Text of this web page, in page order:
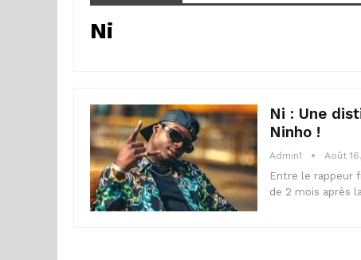
Ni
Ni : Une
Ninho !
Admin1 Août
Entre le rappeur
de 2 mois après